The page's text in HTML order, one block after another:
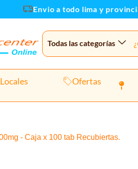
Envio a todo lima y provincias
Todas las categorías
Locales Ofertas